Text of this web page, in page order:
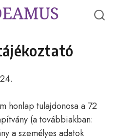
honlap tulajdonosa a 72
(a továbbiakban:
a személyes adatok